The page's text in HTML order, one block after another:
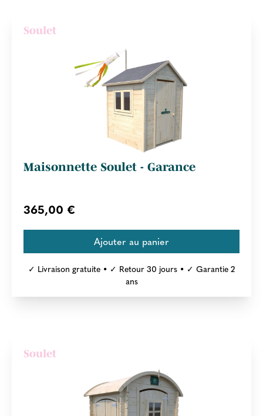
Soulet
Maisonnette Soulet - Garance
365,00 €
✓ Livraison gratuite • ✓ Retour 30 jours • ✓ Garantie 2
ans
Soulet